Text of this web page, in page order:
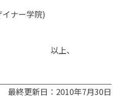
ナー学院)
、
最終更新日：2010年7月30日